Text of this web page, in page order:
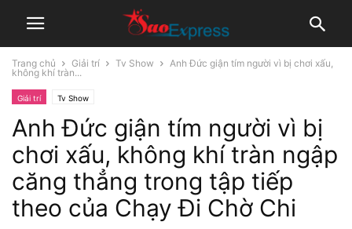
Trang chủ Giải trí Tv Show
Anh Đức giận tím người vì bị chơi xấu,
không khí tràn...
Giải trí Tv Show
Anh Đức giận tím người vì bị
chơi xấu, không khí tràn ngập
căng thẳng trong tập tiếp
theo của Chạy Đi Chờ Chi